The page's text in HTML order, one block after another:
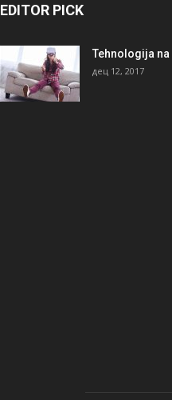
EDITOR PICK
Tehnologija
дец 12, 2017